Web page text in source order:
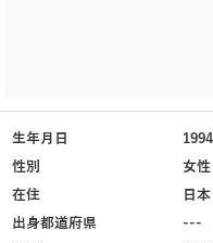
生年月日
性別
女性
在住
日
出身都道府県
---